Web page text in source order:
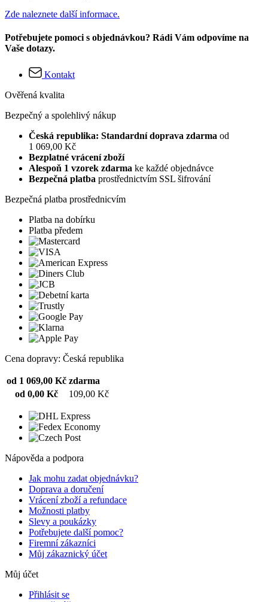
Zde naleznete další informace.
Potřebujete pomoci s objednávkou? Rádi Vám odpovíme na
Vaše dotazy.
Kontakt
Ověřená kvalita
Bezpečný a spolehlivý nákup
Česká republika: Standardní doprava zdarma od
1 069,00 Kč
Bezplatné vrácení zboží
Alespoň 1 vzorek zdarma ke každé objednávce
Bezpečná platba prostřednictvím SSL šifrování
Bezpečná platba prostřednicvím
Platba na dobírku
Platba předem
Cena dopravy: Česká republika
od 1 069,00 Kč zdarma
od 0,00 Kč
109,00 Kč
Nápověda a podpora
Jak mohu zadat objednávku?
Doprava a doručení
Vrácení zboží a refundace
Možnosti platby
Slevy a poukázky
Potřebujete další pomoc?
Firemní zákazníci
Můj zákaznický účet
Můj účet
Přihlásit se